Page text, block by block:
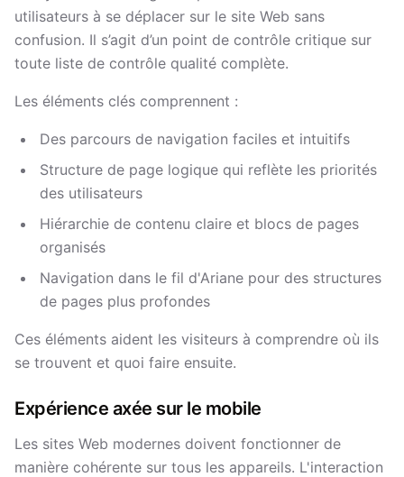
utilisateurs à se déplacer sur le site Web sans
confusion. Il s’agit d’un point de contrôle critique sur
toute liste de contrôle qualité complète.
Les éléments clés comprennent :
Des parcours de navigation faciles et intuitifs
Structure de page logique qui reflète les priorités
des utilisateurs
Hiérarchie de contenu claire et blocs de pages
organisés
Navigation dans le fil d'Ariane pour des structures
de pages plus profondes
Ces éléments aident les visiteurs à comprendre où ils
se trouvent et quoi faire ensuite.
Expérience axée sur le mobile
Les sites Web modernes doivent fonctionner de
manière cohérente sur tous les appareils. L'interaction